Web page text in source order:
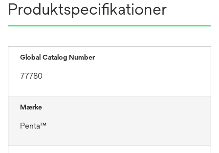
Produktspecifikationer
Global Catalog Number
77780
Mærke
Penta™